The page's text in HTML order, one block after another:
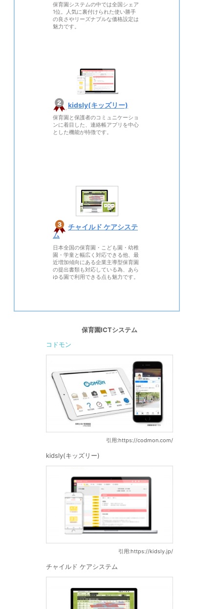
保育園システムの中では全国シェア
1位。人気に裏付けられた使い勝手
の良さやリーズナブルな価格設定は
魅力です。
kidsly(キッズリー)
保育園と保護者のコミュニケーショ
ンに着目した、連絡帳アプリを中心
とした機能が特徴です。
チャイルド ケアシステ
ム
日本全国の保育園・こども園・幼稚
園・学童と幅広く対応できる他、最
近増加傾向にある企業主導型保育園
の提出書類も対応している為、あら
ゆる園で利用できる点も魅力です。
保育園ICTシステム
コドモン
引用:https://codmon.com/
kidsly(キッズリー)
引用:https://kidsly.jp/
チャイルド ケアシステム